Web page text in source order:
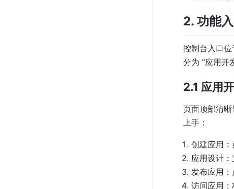
2. 功能
控制台入口
分为 “应用开
2.1 应用
页面顶部清
上手：
创建应用：
应用设计
发布应用
访问应用